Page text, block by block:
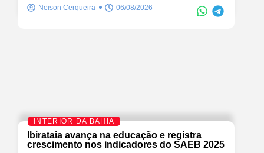
Neison Cerqueira 06/08/2026
INTERIOR DA BAHIA
Ibirataia avança na educação e registra
crescimento nos indicadores do SAEB 2025